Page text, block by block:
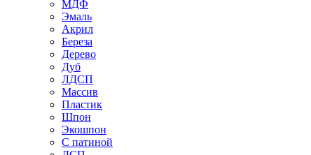
МДФ
Эмаль
Акрил
Береза
Дерево
Дуб
ЛДСП
Массив
Пластик
Шпон
Экошпон
С патиной